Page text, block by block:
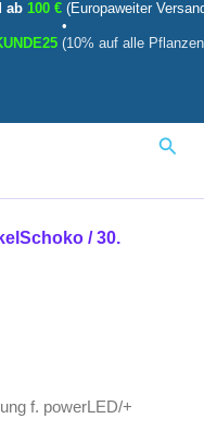
ab 100 € (Europaweiter
•
(10% auf alle
/30.
f. powerLED/+